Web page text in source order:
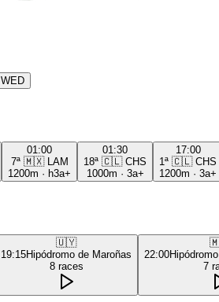
WED
01:00
7ª 🇲🇽
LAM
1200m · h3a+
01:30
18ª 🇨🇱 CHS
1000m · 3a+
17:00
1ª 🇨🇱 CHS
1200m · 3a+
🇺🇾
19:15Hipódromo de Maroñas
8 races
22:00
7